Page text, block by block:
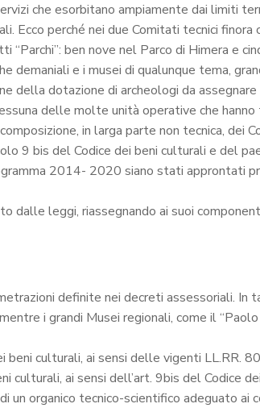
che esorbitano ampiamente dai limiti
Ecco perché nei due Comitati tecnici
ben nove nel Parco di Himera e
e i musei di qualunque tema,
della dotazione di archeologi da
delle molte unità operative che
in larga parte non tecnica, dei
9 bis del Codice dei beni culturali e del
2014- 2020 siano stati approntati
leggi, riassegnando ai suoi
definite nei decreti assessoriali. In
i grandi Musei regionali, come il “Paolo
culturali, ai sensi delle vigenti
ai sensi dell’art. 9bis del Codice
un organico tecnico-scientifico adeguato